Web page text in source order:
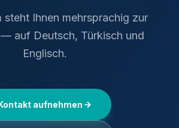
steht Ihnen mehrsprachig zur
auf Deutsch, Türkisch und
Englisch.
aufnehmen